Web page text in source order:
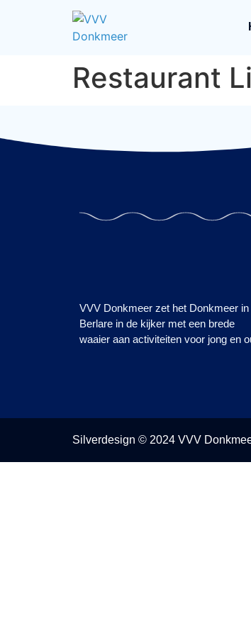
Restaurant
VVV Donkmeer zet het Donkmeer in
Berlare in de kijker met een brede
waaier aan activiteiten voor jong en
Silverdesign © 2024 VVV